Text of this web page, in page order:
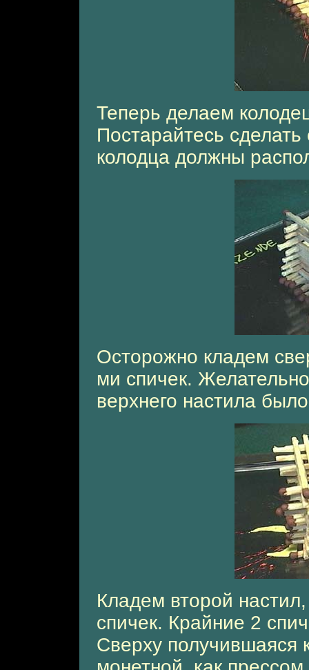
Теперь делаем
Постарайтесь
колодца должны
Осторожно кладем
ми спичек.
верхнего настила
Кладем второй
спичек. Крайние 2
Сверху получившаяся